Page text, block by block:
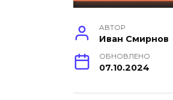
АВТОР
Иван Смирнов
ОБНОВЛЕНО
07.10.2024